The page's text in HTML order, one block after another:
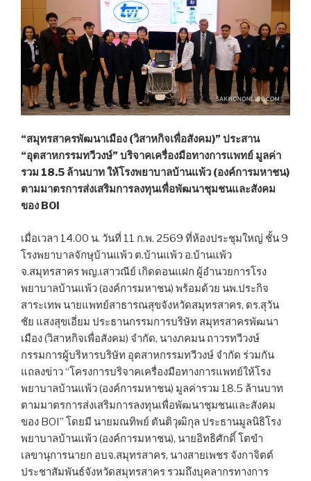
“สมุทรสาครพัฒนาเมือง (วิสาหกิจเพื่อสังคม)” ประสาน
“อุตสาหกรรมทวีวงษ์” บริจาคเครื่องมือทางการแพทย์ มูลค่า
รวม 18.5 ล้านบาท ให้โรงพยาบาลบ้านแพ้ว (องค์การมหาชน)
ตามมาตรการส่งเสริมการลงทุนเพื่อพัฒนาชุมชนและสังคม
ของ BOI
เมื่อเวลา 14.00 น. วันที่ 11 ก.พ. 2569 ที่ห้องประชุมใหญ่ ชั้น 9
โรงพยาบาลจักษุบ้านแพ้ว ต.บ้านแพ้ว อ.บ้านแพ้ว
จ.สมุทรสาคร พญ.เสาวณีย์ เกิดดอนแฝก ผู้อำนวยการโรง
พยาบาลบ้านแพ้ว (องค์การมหาชน) พร้อมด้วย นพ.ประกิจ
สาระเทพ นายแพทย์สาธารณสุขจังหวัดสมุทรสาคร, ดร.สุวัน
ชัย แสงสุขเอี่ยม ประธานกรรมการบริษัท สมุทรสาครพัฒนา
เมือง (วิสาหกิจเพื่อสังคม) จำกัด, นางภคมน ถาวรทวีวงษ์
กรรมการผู้บริหารบริษัท อุตสาหกรรมทวีวงษ์ จำกัด ร่วมกัน
แถลงข่าว “โครงการบริจาคเครื่องมือทางการแพทย์ให้โรง
พยาบาลบ้านแพ้ว (องค์การมหาชน) มูลค่ารวม 18.5 ล้านบาท
ตามมาตรการส่งเสริมการลงทุนเพื่อพัฒนาชุมชนและสังคม
ของ BOI” โดยมี นายมณทิพย์ ตันติวุฒิกุล ประธานมูลนิธิโรง
พยาบาลบ้านแพ้ว (องค์การมหาชน), นายอิทธิศักดิ์ โตขำ
เลขานุการนายก อบจ.สมุทรสาคร, นางสายเพชร จังกาจิตต์
ประชาสัมพันธ์จังหวัดสมุทรสาคร รวมถึงบุคลากรทางการ